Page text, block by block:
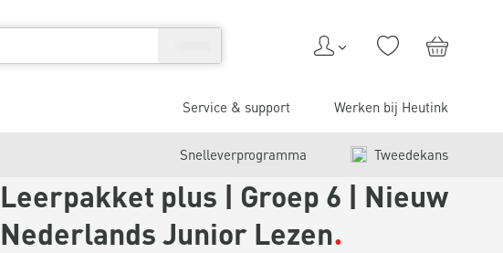
Service & support Werken bij Heutink
Snelleverprogramma Tweedekans
Leerpakket plus | Groep 6 | Nieuw
Nederlands Junior Lezen